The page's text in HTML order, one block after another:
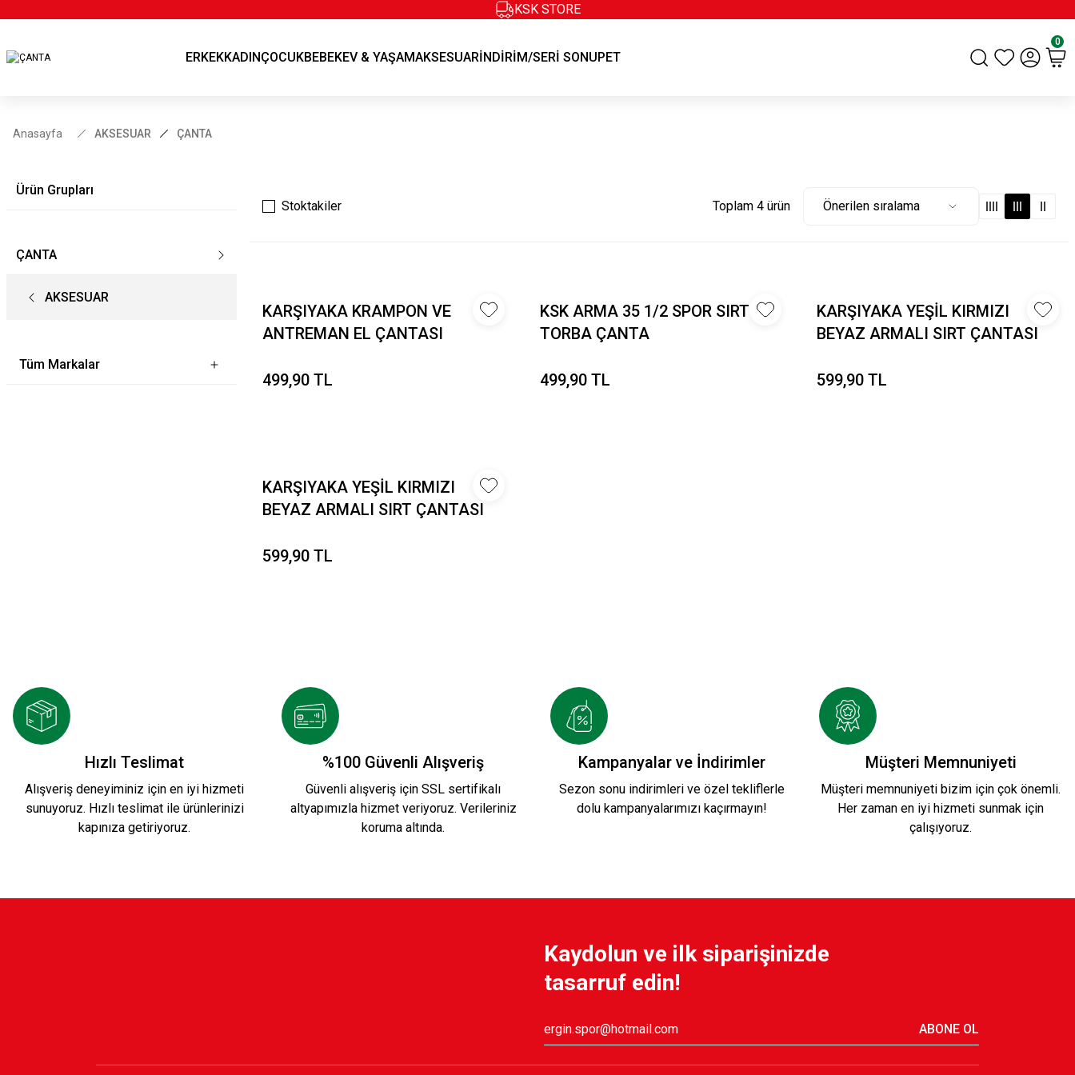
KSK STORE
KSK STORE
ERKEKKADINÇOCUKBEBEKEV & YAŞAMAKSESUARİNDİRİM/SERİ SONUPET
0
Anasayfa AKSESUAR ÇANTA
Ürün Grupları
ÇANTA
AKSESUAR
Tüm Markalar
Stoktakiler Toplam 4 ürün
KARŞIYAKA KRAMPON VE
ANTREMAN EL ÇANTASI
499,90 TL
KSK ARMA 35 1/2 SPOR SIRT
TORBA ÇANTA
499,90 TL
KARŞIYAKA YEŞİL KIRMIZI
BEYAZ ARMALI SIRT ÇANTASI
599,90 TL
KARŞIYAKA YEŞİL KIRMIZI
BEYAZ ARMALI SIRT ÇANTASI
599,90 TL
Hızlı Teslimat
Alışveriş deneyiminiz için en iyi hizmeti
sunuyoruz. Hızlı teslimat ile ürünlerinizi
kapınıza getiriyoruz.
%100 Güvenli Alışveriş
Güvenli alışveriş için SSL sertifikalı
altyapımızla hizmet veriyoruz. Verileriniz
koruma altında.
Kampanyalar ve İndirimler
Sezon sonu indirimleri ve özel tekliflerle
dolu kampanyalarımızı kaçırmayın!
Müşteri Memnuniyeti
Müşteri memnuniyeti bizim için çok önemli.
Her zaman en iyi hizmeti sunmak için
çalışıyoruz.
Kaydolun ve ilk siparişinizde
tasarruf edin!
ABONE OL